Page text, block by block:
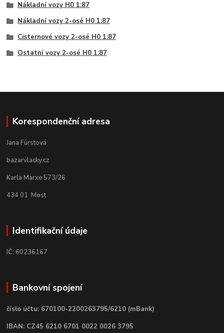
Nákladní vozy H0 1:87
Nákladní vozy 2-osé H0 1:87
Cisternové vozy 2-osé H0 1:87
Ostatní vozy 2-osé H0 1:87
Korespondenční adresa
Jana Fürstová
bazarvlacky.cz
Karla Marxe 573/26
434 01 Most
Identifikační údaje
IČ: 60236167
Bankovní spojení
číslo účtu: 670100-2200263795/6210 (mBank)
IBAN: CZ45 6210 6701 0022 0026 3795